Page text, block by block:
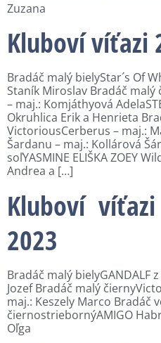
Zuzana
Kluboví víťazi
Bradáč malý bielyStar´s Of
Staník Miroslav Bradáč
– maj.: Komjáthyová
Okruhlica Erik a Henrieta
VictoriousCerberus – maj.:
Šardanu – maj.: Kollárová
soľYASMINE ELIŠKA ZOEY
Andrea a […]
Kluboví
2023
Bradáč malý bielyGANDALF
Jozef Bradáč malý
maj.: Keszely Marco Bradáč
čiernostriebornýAMIGO
Oľga